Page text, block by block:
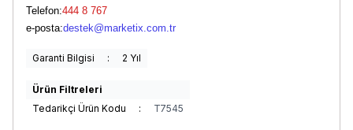
Telefon:444 8 767
e-posta:destek@marketix.com.tr
Garanti Bilgisi : 2 Yıl
Ürün Filtreleri
Tedarikçi Ürün Kodu
: T7545